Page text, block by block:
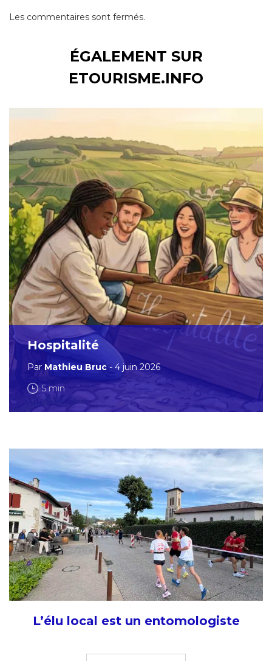
Les commentaires sont fermés.
ÉGALEMENT SUR
ETOURISME.INFO
Hospitalité
Par Mathieu Bruc- 4 juin 2026
5 min
L’élu local est un entomologiste